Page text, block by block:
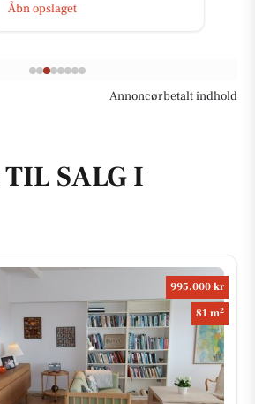
Annoncørbetalt indhold
SALG I
995.000 kr
81 m2